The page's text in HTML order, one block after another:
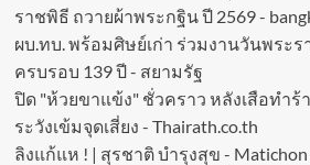
ราชพิธี ถวายผ้าพระกฐิน ปี 2569 -
ผบ.ทบ. พร้อมศิษย์เก่า ร่วมงานวันพระร
ครบรอบ 139 ปี - สยามรัฐ
ปิด "ห้วยขาแข้ง" ชั่วคราว หลังเสือทำร้
ระวังเข้มจุดเสี่ยง - Thairath.co.th
ลิงแก้แห ! | สุรชาติ บำรุงสุข - Matichon